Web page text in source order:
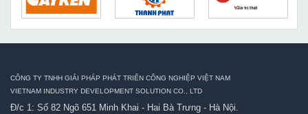
CÔNG TY TNHH GIẢI PHÁP PHÁT TRIỂN CÔNG NGHIỆP VIỆT NAM
VIETNAM INDUSTRY DEVELOPMENT SOLUTION CO., LTD
Đ/c 1: Số 82 Ngõ 651 Minh Khai - Hai Bà Trưng - Hà Nội.